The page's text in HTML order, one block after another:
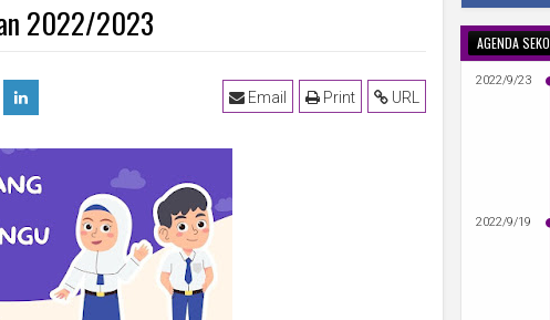
27
2022/2023
URL
Print
Email
AGENDA
2022/9/23
2022/9/19